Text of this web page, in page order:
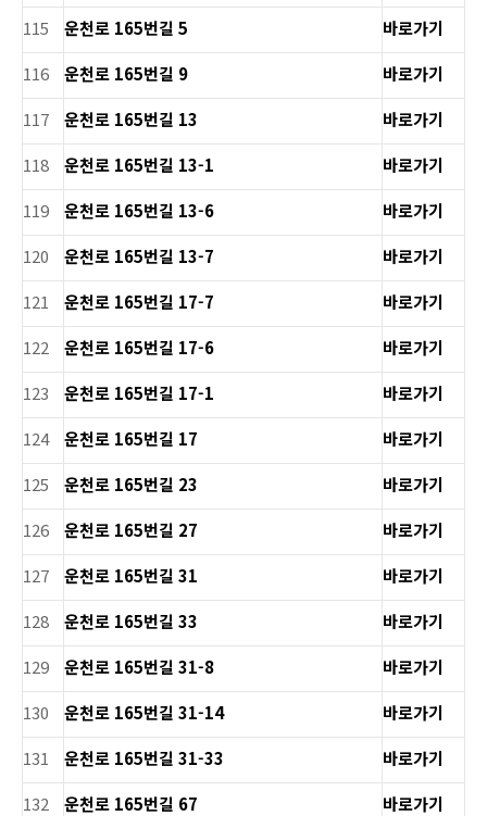
115 운천로 165번길 5
바로가기
116
운천로 165번길 9
바로가기
117
운천로 165번길 13
바로가기
118
운천로 165번길 13-1
바로가기
119
운천로 165번길 13-6
바로가기
120
운천로 165번길 13-7
바로가기
121
운천로 165번길 17-7
바로가기
122
운천로 165번길 17-6
바로가기
123
운천로 165번길 17-1
바로가기
124
운천로 165번길 17
바로가기
125
운천로 165번길 23
바로가기
126
운천로 165번길 27
바로가기
127
운천로 165번길 31
바로가기
128
운천로 165번길 33
바로가기
129
운천로 165번길 31-8
바로가기
130
운천로 165번길 31-14
바로가기
131
운천로 165번길 31-33
바로가기
132
운천로 165번길 67
바로가기